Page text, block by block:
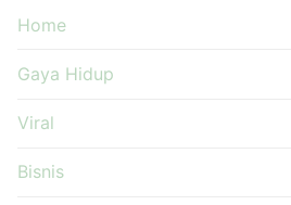
Home
Gaya Hidup
Viral
Bisnis